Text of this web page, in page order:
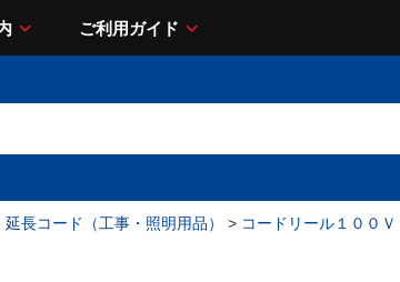
ご利用ガイド
長コード（工事・照明用品） > コードリール１００Ｖ